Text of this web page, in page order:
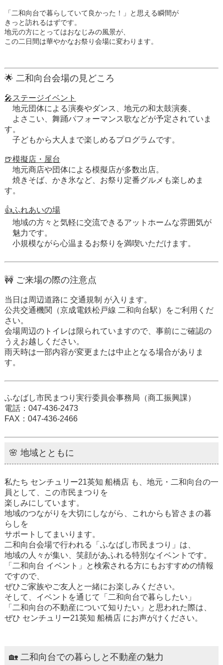
「二和向台で暮らしていて良かった！」と思える瞬間が
きっと訪れるはずです。
地元の方にとってはおなじみの風景が、
この二日間は華やかなお祭り会場に変わります。
🌟 二和向台会場の見どころ
🎤ステージイベント
地元団体による演奏やダンス、地元の和太鼓演奏、
よさこい、舞踊パフォーマンス歌などが予定されていま
す。
子どもから大人まで楽しめるプログラムです。
🍺模擬店・屋台
地元商店や団体による模擬店が多数出店。
焼きそば、かき氷など、お祭り定番グルメも楽しめま
す。
👍ふれあいの場
地域の方々と気軽に交流できるアットホームな雰囲気が
魅力です。
小規模ながら心温まるお祭りを満喫いただけます。
🚧 ご来場の際の注意点
当日は周辺道路に 交通規制 が入ります。
公共交通機関（京成電鉄松戸線 二和向台駅）をご利用くだ
さい。
会場周辺のトイレは限られていますので、事前にご確認の
うえお越しください。
雨天時は一部内容が変更または中止となる場合がありま
す。
ふなばし市民まつり実行委員会事務局（商工振興課）
電話：047-436-2473
FAX ：047-436-2466
🌸 地域とともに
私たち センチュリー21英知 船橋店も、地元・二和向台の一
員として、この市民まつりを
楽しみにしています。
地域のつながりを大切にしながら、これからも皆さまの暮
らしを
サポートしてまいります。
二和向台会場で行われる「ふなばし市民まつり」は、
地域の人々が集い、笑顔があふれる特別なイベントです。
「二和向台 イベント」と検索される方にもおすすめの情報
ですので、
ぜひご家族やご友人と一緒にお楽しみください。
そして、イベントを通じて「二和向台で暮らしたい」
「二和向台の不動産について知りたい」と思われた際は、
ぜひ センチュリー21英知 船橋店にお声がけください。
🏡 二和向台での暮らしと不動産の魅力